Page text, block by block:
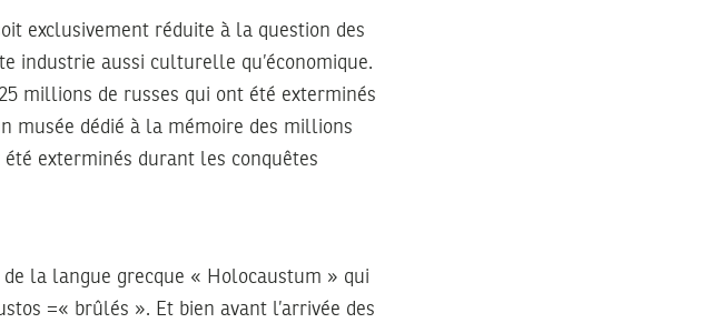
exclusivement réduite à la question des
industrie aussi culturelle qu’économique.
millions de russes qui ont été exterminés
musée dédié à la mémoire des millions
été exterminés durant les conquêtes
la langue grecque « Holocaustum » qui
=« brûlés ». Et bien avant l’arrivée des